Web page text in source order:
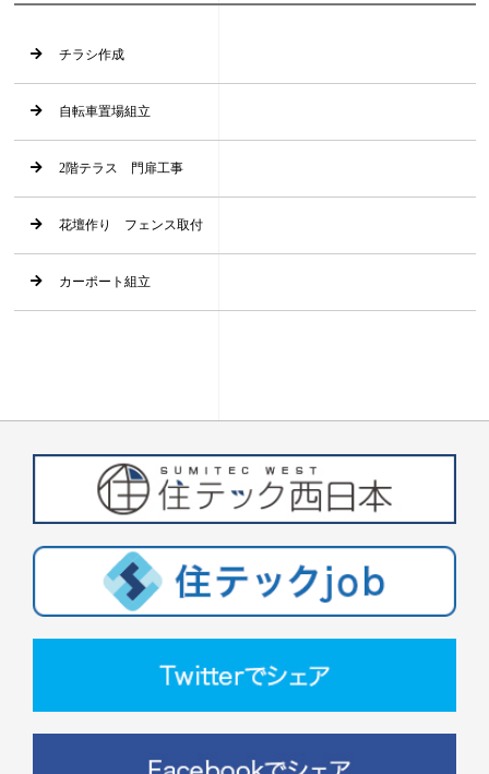
チラシ作成
自転車置場組立
2階テラス 門扉工事
花壇作り フェンス取付
カーポート組立